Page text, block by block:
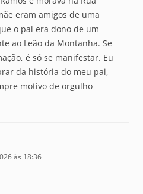
eram amigos de uma
o pai era dono de um
ao Leão da Montanha. Se
é só se manifestar. Eu
da história do meu pai,
motivo de orgulho
às 18:36